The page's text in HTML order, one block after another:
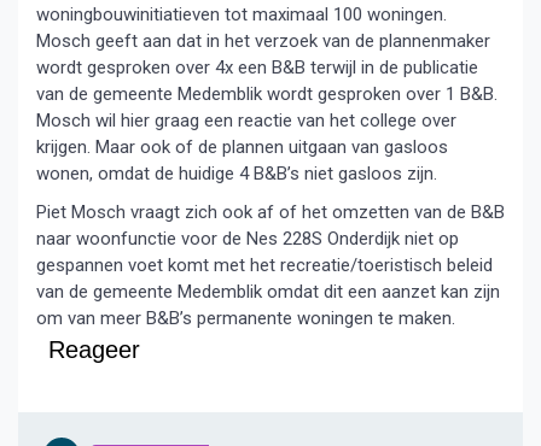
woningbouwinitiatieven tot maximaal 100 woningen.
Mosch geeft aan dat in het verzoek van de plannenmaker
wordt gesproken over 4x een B&B terwijl in de publicatie
van de gemeente Medemblik wordt gesproken over 1 B&B.
Mosch wil hier graag een reactie van het college over
krijgen. Maar ook of de plannen uitgaan van gasloos
wonen, omdat de huidige 4 B&B’s niet gasloos zijn.
Piet Mosch vraagt zich ook af of het omzetten van de B&B
naar woonfunctie voor de Nes 228S Onderdijk niet op
gespannen voet komt met het recreatie/toeristisch beleid
van de gemeente Medemblik omdat dit een aanzet kan zijn
om van meer B&B’s permanente woningen te maken.
Reageer